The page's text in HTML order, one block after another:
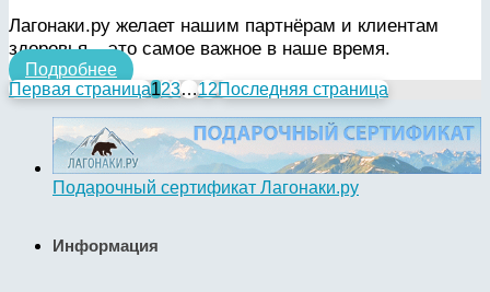
Лагонаки.ру желает нашим партнёрам и клиентам
здоровья – это самое важное в наше время.
Подробнее
Первая страница123…12Последняя страница
Подарочный сертификат Лагонаки.ру
Информация